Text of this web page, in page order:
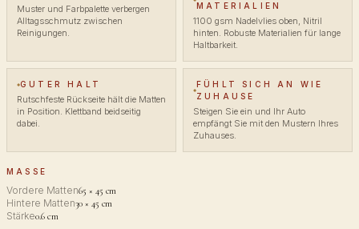
Muster und Farbpalette verbergen
Alltagsschmutz zwischen
Reinigungen.
MATERIALIEN
1100 gsm Nadelvlies oben, Nitril
hinten. Robuste Materialien für lange
Haltbarkeit.
GUTER HALT
Rutschfeste Rückseite hält die Matten
in Position. Klettband beidseitig
dabei.
FÜHLT SICH AN WIE
ZUHAUSE
Steigen Sie ein und Ihr Auto
empfängt Sie mit den Mustern Ihres
Zuhauses.
MASSE
Vordere Matten65 × 45 cm
Hintere Matten30 × 45 cm
Stärke0.6 cm